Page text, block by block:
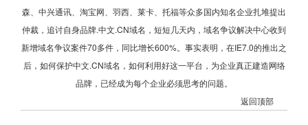
森、中兴通讯、淘宝网、羽西、莱卡、托福等众多国内知名企业扎堆提出
仲裁，追讨自身品牌.中文.CN域名，短短几天内，域名争议解决中心收到
新增域名争议案件70多件，同比增长600%。事实表明，在IE7.0的推出之
后，如何保护中文.CN域名，如何利用好这一平台，为企业真正建造网络
品牌，已经成为每个企业必须思考的问题。
返回顶部